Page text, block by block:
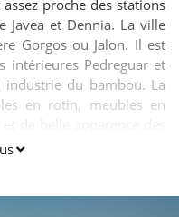
proche des stations
Javea et Dennia. La ville
Gorgos ou Jalon. Il est
intérieures Pedreguar et
du bambou. La
en rotin, meubles en